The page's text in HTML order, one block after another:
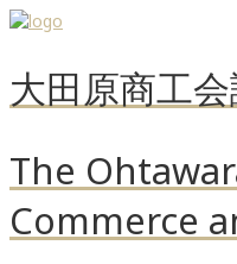
大田原商工
The
Commerce